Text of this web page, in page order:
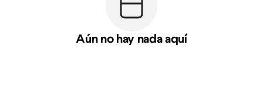
Aún no hay nada aquí